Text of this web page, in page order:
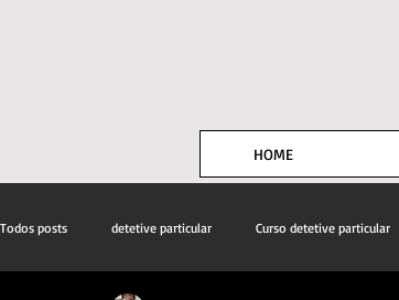
HOME
Todos posts detetive particular Curso detetive particular